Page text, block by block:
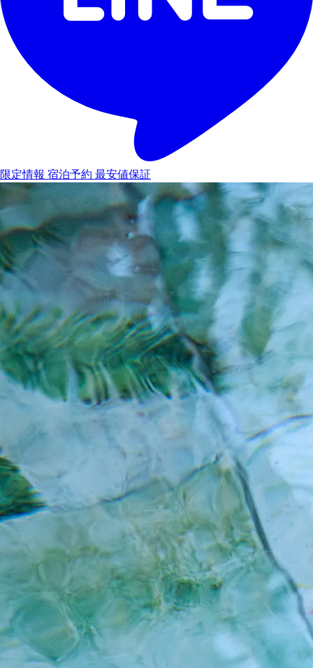
限定情報 宿泊予約 最安値保証